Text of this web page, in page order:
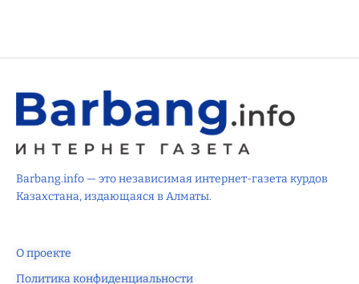
Barbang.info — это независимая интернет-газета курдов
Казахстана, издающаяся в Алматы.
О проекте
Политика конфиденциальности